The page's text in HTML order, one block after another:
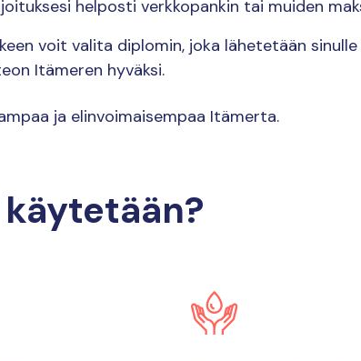
helposti verkkopankin tai muiden
voit valita diplomin, joka lähetetään
Itämeren hyväksi.
ja elinvoimaisempaa Itämerta.